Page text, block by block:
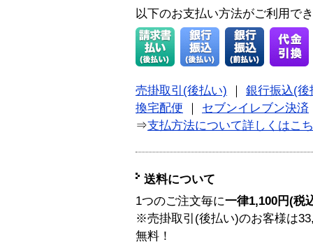
以下のお支払い方法がご利用で
売掛取引(後払い)
銀行振込(後
換宅配便
セブンイレブン決済
⇒支払方法について詳しくはこ
送料について
1つのご注文毎に一律1,100円(税
※売掛取引(後払い)のお客様は
無料！